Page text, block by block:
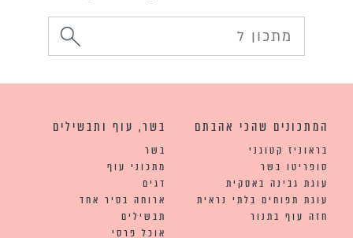
המתכונים שהכי אהבתם
בראוניז קטוגני
סופריטו בשר
עוגת גבינה באסקית
עוגת תפוחים בלתי נראית
חזה עוף בתנור
בשר, עוף ותבשילים
בשר
מתכוני עוף
דגים
ארוחה בסיר אחד
תבשילים
אוכל פרסי